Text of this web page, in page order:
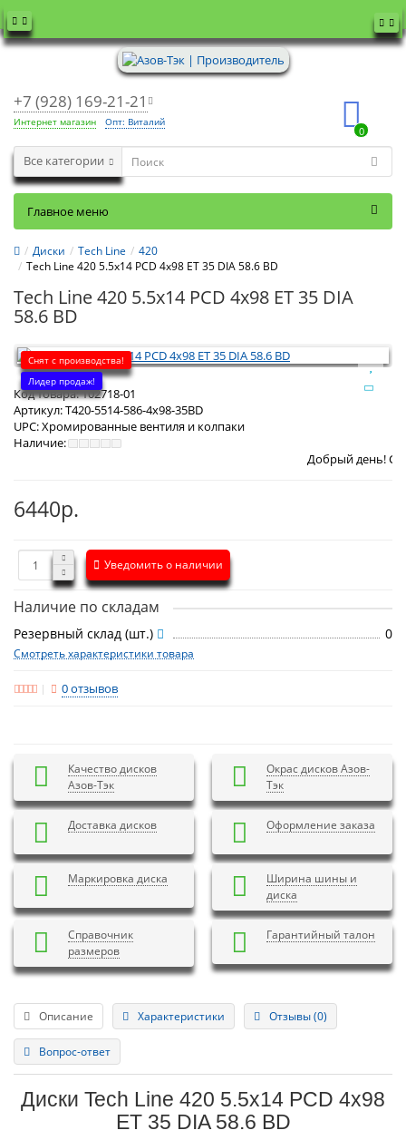
+7 (928) 169-21-21
Интернет магазин Опт: Виталий
0
Все категории
Главное меню
Диски Tech Line
420
Tech Line 420 5.5x14 PCD 4x98 ET 35 DIA 58.6 BD
Tech Line 420 5.5x14 PCD 4x98 ET 35 DIA
58.6 BD
Снят с производства!
Лидер продаж!
Код товара:102718-01
Артикул:T420-5514-586-4x98-35BD
UPC:Хромированные вентиля и колпаки
Наличие:
Добрый день! СегодняЧетверг
6440р.
Уведомить о наличии
Наличие по складам
Резервный склад (шт.) 0
Смотреть характеристики товара
0 отзывов
Качество дисков
Азов-Тэк
Окрас дисков Азов-
Тэк
Доставка дисков Оформление заказа
Маркировка диска
Ширина шины и
диска
Справочник
размеров
Гарантийный талон
Описание Характеристики Отзывы (0)
Вопрос-ответ
Диски Tech Line 420 5.5x14 PCD 4x98
ET 35 DIA 58.6 BD